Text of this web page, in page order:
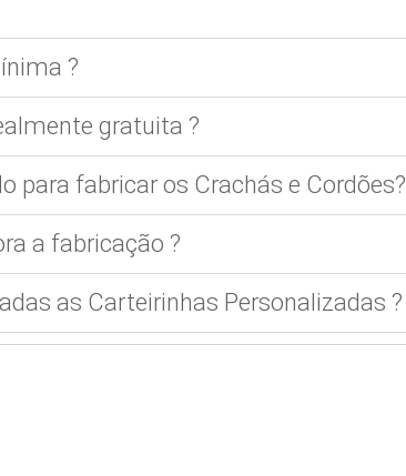
?
gratuita ?
para fabricar os Crachás e Cordões?
a fabricação ?
as Carteirinhas Personalizadas ?